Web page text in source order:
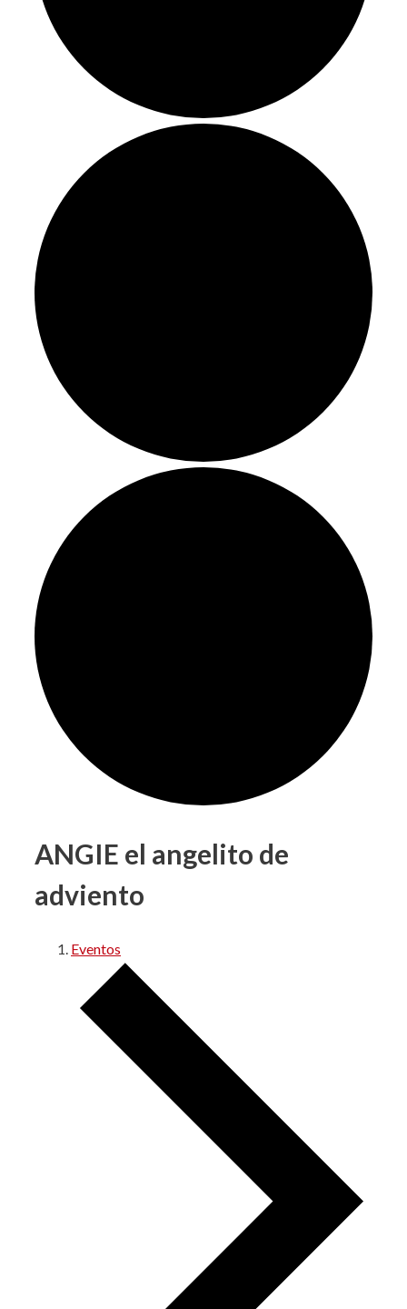
ANGIE el angelito de
adviento
Eventos